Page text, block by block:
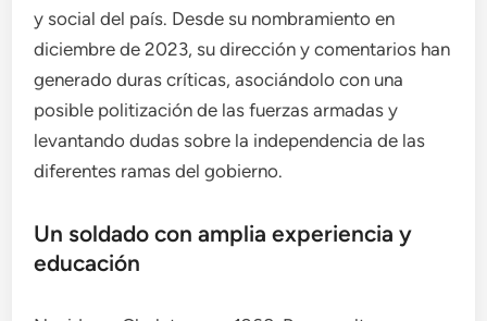
y social del país. Desde su nombramiento en
diciembre de 2023, su dirección y comentarios han
generado duras críticas, asociándolo con una
posible politización de las fuerzas armadas y
levantando dudas sobre la independencia de las
diferentes ramas del gobierno.
Un soldado con amplia experiencia y
educación